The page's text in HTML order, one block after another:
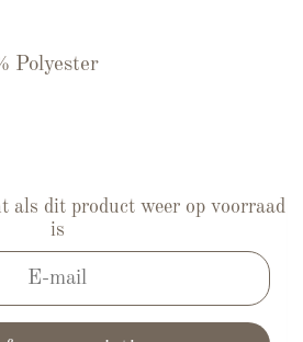
Polyester
prijs was: €22.50.
€12.50.
als dit product weer op voorraad
is